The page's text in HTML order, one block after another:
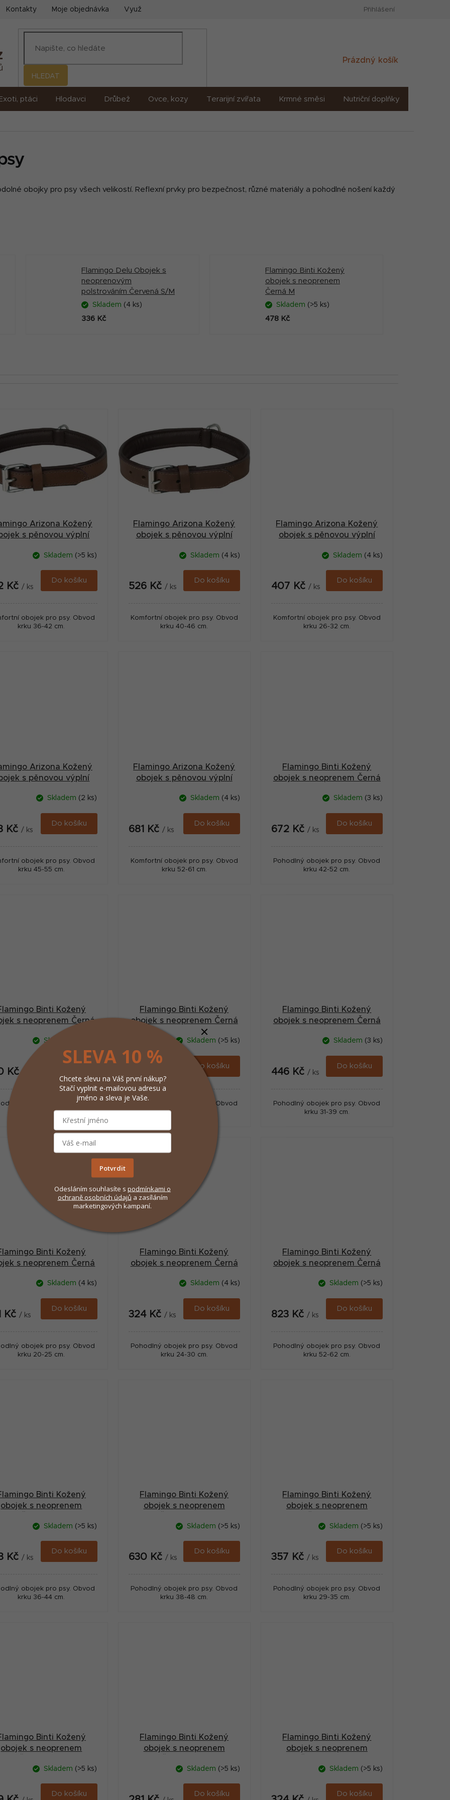
Kontakty Moje objednávka Využití umělé inteligence (AI) Přihlášení
HLEDAT
Nákupní
Prázdný košík
ptáci Hlodavci Drůbež Ovce, kozy Terarijní zvířata Krmné směsi Nutriční doplňky
obojky pro psy všech velikostí. Reflexní prvky pro bezpečnost, různé materiály a pohodlné nošení každý
Flamingo Delu Obojek s
neoprenovým
polstrováním Červená S/M
Skladem (4 ks)
336 Kč
Flamingo Binti Kožený
obojek s neoprenem
Černá M
Skladem (>5 ks)
478 Kč
Arizona Kožený
s pěnovou výplní
Skladem (>5 ks)
Kč/ ks
Do košíku
obojek pro psy. Obvod
krku 36-42 cm.
Flamingo Arizona Kožený
obojek s pěnovou výplní
Skladem (4 ks)
526 Kč / ks
Do košíku
Komfortní obojek pro psy. Obvod
krku 40-46 cm.
Flamingo Arizona Kožený
obojek s pěnovou výplní
Skladem (4 ks)
407 Kč / ks
Do košíku
Komfortní obojek pro psy. Obvod
krku 26-32 cm.
Arizona Kožený
s pěnovou výplní
Skladem (2 ks)
Kč / ks
Do košíku
obojek pro psy. Obvod
krku 45-55 cm.
Flamingo Arizona Kožený
obojek s pěnovou výplní
Skladem (4 ks)
681 Kč / ks
Do košíku
Komfortní obojek pro psy. Obvod
krku 52-61 cm.
Flamingo Binti Kožený
obojek s neoprenem Černá
Skladem (3 ks)
672 Kč / ks
Do košíku
Pohodlný obojek pro psy. Obvod
krku 42-52 cm.
Binti Kožený
s neoprenem Černá
Skladem
Kč
obojek pro psy. Obvod
krku 38-48 cm.
Flamingo Binti Kožený
obojek s neoprenem Černá
Skladem (>5 ks)
Do košíku
Pohodlný obojek pro psy. Obvod
krku 29-35 cm.
Flamingo Binti Kožený
obojek s neoprenem Černá
Skladem (3 ks)
446 Kč / ks
Do košíku
Pohodlný obojek pro psy. Obvod
krku 31-39 cm.
Binti Kožený
s neoprenem Černá
Skladem (4 ks)
Kč / ks
Do košíku
obojek pro psy. Obvod
krku 20-25 cm.
Flamingo Binti Kožený
obojek s neoprenem Černá
Skladem (4 ks)
324 Kč / ks
Do košíku
Pohodlný obojek pro psy. Obvod
krku 24-30 cm.
Flamingo Binti Kožený
obojek s neoprenem Černá
Skladem (>5 ks)
823 Kč / ks
Do košíku
Pohodlný obojek pro psy. Obvod
krku 52-62 cm.
Binti Kožený
obojek s neoprenem
Skladem (>5 ks)
Kč/ ks
Do košíku
obojek pro psy. Obvod
krku 36-44 cm.
Flamingo Binti Kožený
obojek s neoprenem
Skladem (>5 ks)
630 Kč / ks
Do košíku
Pohodlný obojek pro psy. Obvod
krku 38-48 cm.
Flamingo Binti Kožený
obojek s neoprenem
Skladem (>5 ks)
357 Kč / ks
Do košíku
Pohodlný obojek pro psy. Obvod
krku 29-35 cm.
Binti Kožený
obojek s neoprenem
Skladem (>5 ks)
Do košíku
Flamingo Binti Kožený
obojek s neoprenem
Skladem (>5 ks)
Do košíku
Flamingo Binti Kožený
obojek s neoprenem
Skladem (>5 ks)
Do košíku
SLEVA 10 %
Chcete slevu na Váš první nákup?
Stačí vyplnit e-mailovou adresu a
jméno a sleva je Vaše.
Potvrdit
Odesláním souhlasíte s podmínkami o
ochraně osobních údajů a zasíláním
marketingových kampaní.